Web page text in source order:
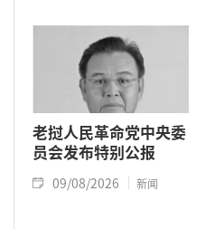
老挝人民革命党中央委
员会发布特别公报
09/08/2026 新闻